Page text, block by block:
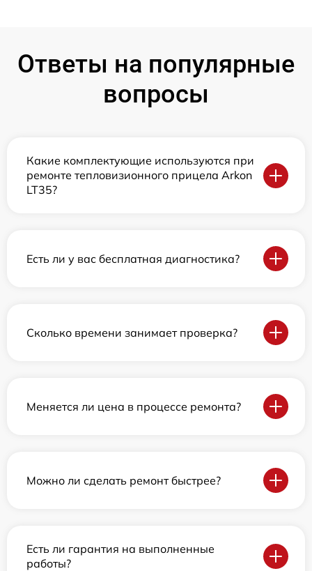
Ответы на популярные
вопросы
Какие комплектующие используются при
ремонте тепловизионного прицела Arkon
LT35?
Есть ли у вас бесплатная диагностика?
Сколько времени занимает проверка?
Меняется ли цена в процессе ремонта?
Можно ли сделать ремонт быстрее?
Есть ли гарантия на выполненные
работы?